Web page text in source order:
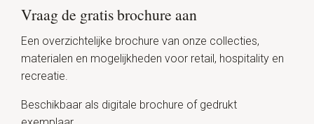
Vraag de gratis brochure aan
Een overzichtelijke brochure van onze collecties,
materialen en mogelijkheden voor retail, hospitality en
recreatie.
Beschikbaar als digitale brochure of gedrukt